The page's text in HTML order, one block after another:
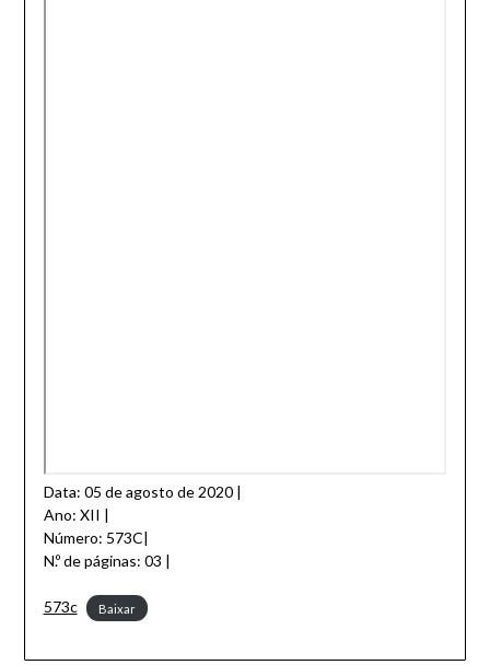
Data: 05 de agosto de 2020 |
Ano: XII |
Número: 573C|
N.º de páginas: 03 |
573c Baixar